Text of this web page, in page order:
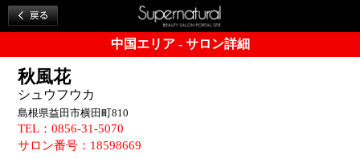
中国エリア - サロン詳細
秋風花
シュウフウカ
島根県益田市横田町810
TEL：0856-31-5070
サロン番号：18598669